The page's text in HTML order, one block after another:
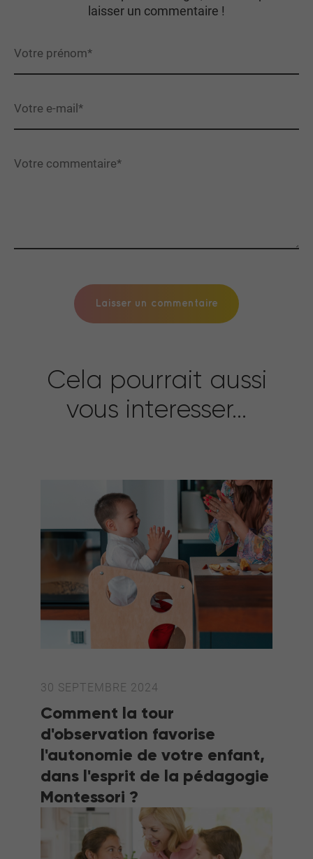
laisser un commentaire !
Cela pourrait aussi
vous interesser...
30 SEPTEMBRE 2024
Comment la tour
d'observation favorise
l'autonomie de votre enfant,
dans l'esprit de la pédagogie
Montessori ?